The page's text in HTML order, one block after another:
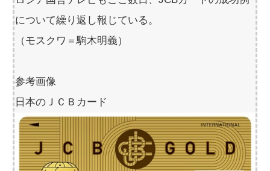
について繰り返し報じている。
（モスクワ＝駒木明義）
参考画像
日本のＪＣＢカード